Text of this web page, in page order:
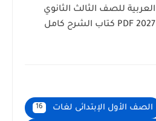
العربية للصف الثالث الثانوي
2027 PDF كتاب الشرح كامل
الصف الأول الإبتدائى لغات 16